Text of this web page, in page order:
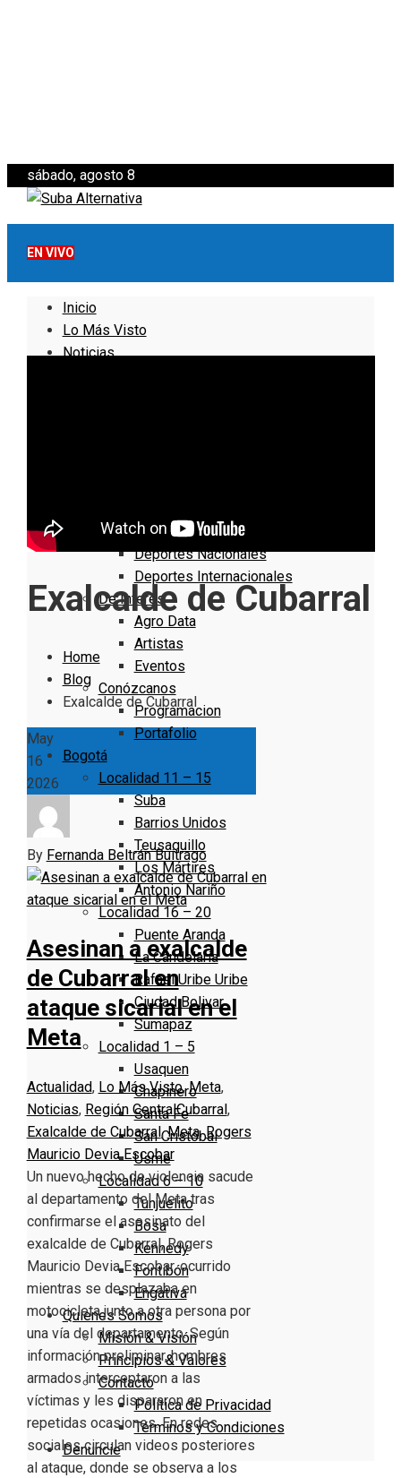
sábado, agosto 8
EN VIVO
Inicio
Lo Más Visto
Noticias
Deportes Locales
Deportes Nacionales
Deportes Internacionales
De Interés
Agro Data
Artistas
Eventos
Conózcanos
Programacion
Portafolio
Bogotá
Localidad 11 – 15
Suba
Barrios Unidos
Teusaquillo
Los Mártires
Antonio Nariño
Localidad 16 – 20
Puente Aranda
La Candelaria
Rafael Uribe Uribe
Ciudad Bolivar
Sumapaz
Localidad 1 – 5
Usaquen
Chapinero
Santa Fe
San Cristóbal
Usme
Localidad 6 – 10
Tunjuelito
Bosa
Kennedy
Fontibón
Engativa
Quienes Somos
Misión & Visión
Principios & Valores
Contacto
Política de Privacidad
Términos y Condiciones
Denuncie
Exalcalde de Cubarral
Home
Blog
Exalcalde de Cubarral
May
16
2026
By Fernanda Beltrán Buitrago
Asesinan a exalcalde
de Cubarral en
ataque sicarial en el
Meta
Actualidad, Lo Más Visto,Meta,
Noticias, Región CentralCubarral ,
Exalcalde de Cubarral ,Meta,Rogers
Mauricio Devia Escobar
Un nuevo hecho de violencia sacude
al departamento del Meta tras
confirmarse el asesinato del
exalcalde de Cubarral, Rogers
Mauricio Devia Escobar, ocurrido
mientras se desplazaba en
motocicleta junto a otra persona por
una vía del departamento. Según
información preliminar, hombres
armados interceptaron a las
víctimas y les dispararon en
repetidas ocasiones. En redes
sociales circulan videos posteriores
al ataque, donde se observa a los